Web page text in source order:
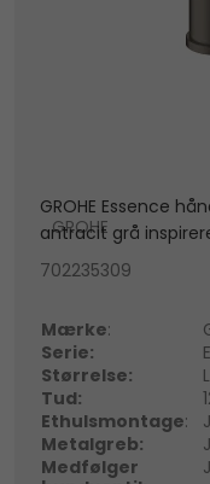
GROHE Essence
antracit grå
GROHE
702235309
Mærke:
Serie:
Størrelse:
L
Tud:
Ethulsmontage:
Metalgreb:
Medfølger